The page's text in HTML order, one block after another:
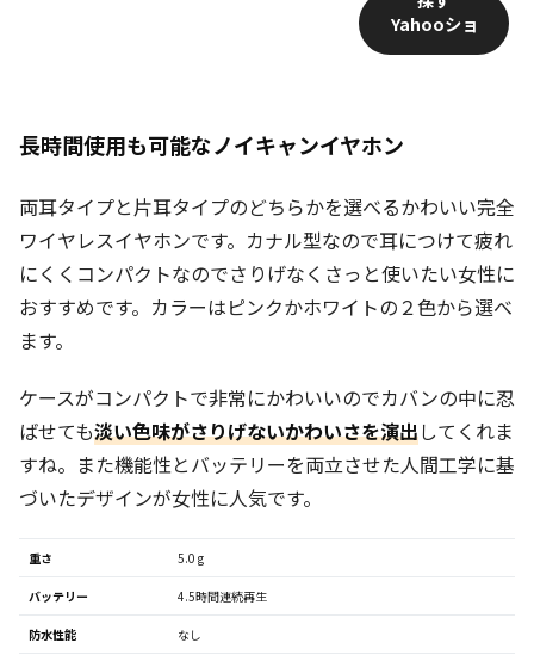
Yahooショ
長時間使用も可能なノイキャンイヤホン
両耳タイプと片耳タイプのどちらかを選べるかわいい完全
ワイヤレスイヤホンです。カナル型なので耳につけて疲れ
にくくコンパクトなのでさりげなくさっと使いたい女性に
おすすめです。カラーはピンクかホワイトの２色から選べ
ます。
ケースがコンパクトで非常にかわいいのでカバンの中に忍
ばせても淡い色味がさりげないかわいさを演出してくれま
すね。また機能性とバッテリーを両立させた人間工学に基
づいたデザインが女性に人気です。
重さ 5.0 g
バッテリー 4.5時間連続再生
防水性能 なし